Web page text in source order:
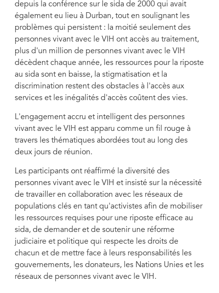
depuis la conférence sur le sida de 2000 qui avait
également eu lieu à Durban, tout en soulignant les
problèmes qui persistent : la moitié seulement des
personnes vivant avec le VIH ont accès au traitement,
plus d'un million de personnes vivant avec le VIH
décèdent chaque année, les ressources pour la riposte
au sida sont en baisse, la stigmatisation et la
discrimination restent des obstacles à l'accès aux
services et les inégalités d'accès coûtent des vies.
L'engagement accru et intelligent des personnes
vivant avec le VIH est apparu comme un fil rouge à
travers les thématiques abordées tout au long des
deux jours de réunion.
Les participants ont réaffirmé la diversité des
personnes vivant avec le VIH et insisté sur la nécessité
de travailler en collaboration avec les réseaux de
populations clés en tant qu'activistes afin de mobiliser
les ressources requises pour une riposte efficace au
sida, de demander et de soutenir une réforme
judiciaire et politique qui respecte les droits de
chacun et de mettre face à leurs responsabilités les
gouvernements, les donateurs, les Nations Unies et les
réseaux de personnes vivant avec le VIH.